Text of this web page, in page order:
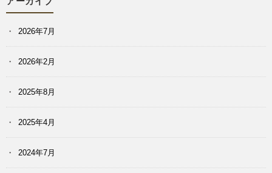
2026年7月
2026年2月
2025年8月
2025年4月
2024年7月